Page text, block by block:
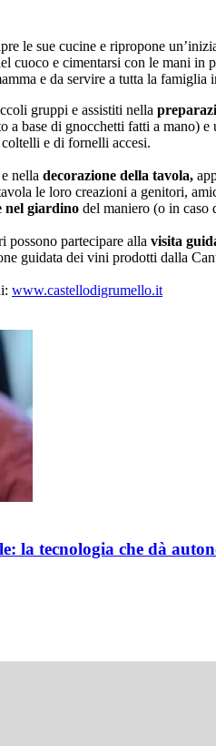
le sue cucine e ripropone
cuoco e cimentarsi con le mani in
e da servire a tutta la famiglia
gruppi e assistiti nella
base di gnocchetti fatti a mano) e
e di fornelli accesi.
nella decorazione della tavola,
le loro creazioni a genitori,
nel giardino del maniero (o in caso
partecipare alla visita
guidata dei vini prodotti dalla
www.castellodigrumello.it
la tecnologia che dà